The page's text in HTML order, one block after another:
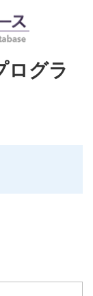
ログラ